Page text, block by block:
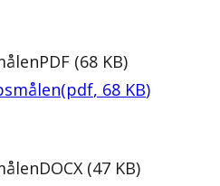
PDF (68 KB)
(pdf, 68 KB)
DOCX (47 KB)